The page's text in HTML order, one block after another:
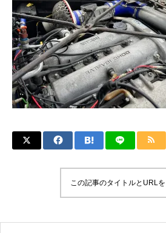
イギリス車
ENGLAND
この記事のタイトルとURL